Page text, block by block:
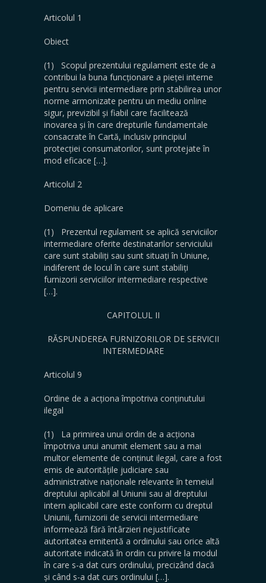
Articolul 1
Obiect
(1) Scopul prezentului regulament este de a
contribui la buna funcționare a pieței interne
pentru servicii intermediare prin stabilirea unor
norme armonizate pentru un mediu online
sigur, previzibil și fiabil care facilitează
inovarea și în care drepturile fundamentale
consacrate în Cartă, inclusiv principiul
protecției consumatorilor, sunt protejate în
mod eficace […].
Articolul 2
Domeniu de aplicare
(1) Prezentul regulament se aplică serviciilor
intermediare oferite destinatarilor serviciului
care sunt stabiliți sau sunt situați în Uniune,
indiferent de locul în care sunt stabiliți
furnizorii serviciilor intermediare respective
[…].
CAPITOLUL II
RĂSPUNDEREA FURNIZORILOR DE SERVICII
INTERMEDIARE
Articolul 9
Ordine de a acționa împotriva conținutului
ilegal
(1) La primirea unui ordin de a acționa
împotriva unui anumit element sau a mai
multor elemente de conținut ilegal, care a fost
emis de autoritățile judiciare sau
administrative naționale relevante în temeiul
dreptului aplicabil al Uniunii sau al dreptului
intern aplicabil care este conform cu dreptul
Uniunii, furnizorii de servicii intermediare
informează fără întârzieri nejustificate
autoritatea emitentă a ordinului sau orice altă
autoritate indicată în ordin cu privire la modul
în care s-a dat curs ordinului, precizând dacă
și când s-a dat curs ordinului […].